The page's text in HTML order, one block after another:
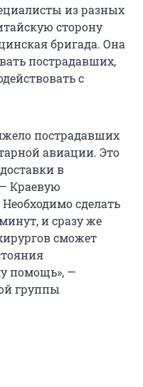
из разных
сторону
бригада. Она
пострадавших,
с
пострадавших
авиации. Это
в
Краевую
сделать
и сразу же
сможет
помощь», —
группы